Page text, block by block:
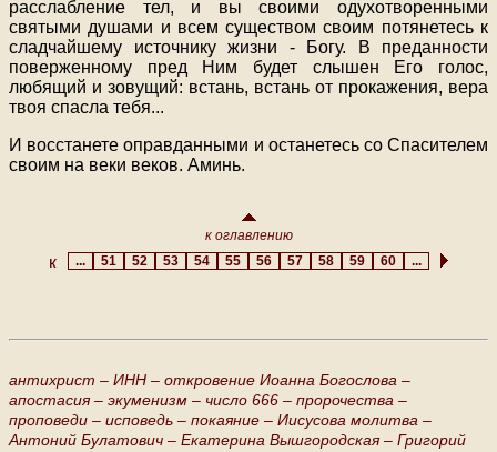
расслабление тел, и вы своими одухотворенными
святыми душами и всем существом своим потянетесь к
сладчайшему источнику жизни - Богу. В преданности
поверженному пред Ним будет слышен Его голос,
любящий и зовущий: встань, встань от прокажения, вера
твоя спасла тебя...
И восстанете оправданными и останетесь со Спасителем
своим на веки веков. Аминь.
к оглавлению
...
51 52 53 54 55 56 57 58 59 60 ...
антихрист – ИНН – откровение Иоанна Богослова –
апостасия – экуменизм – число 666 – пророчества –
проповеди – исповедь – покаяние – Иисусова молитва –
Антоний Булатович – Екатерина Вышгородская – Григорий